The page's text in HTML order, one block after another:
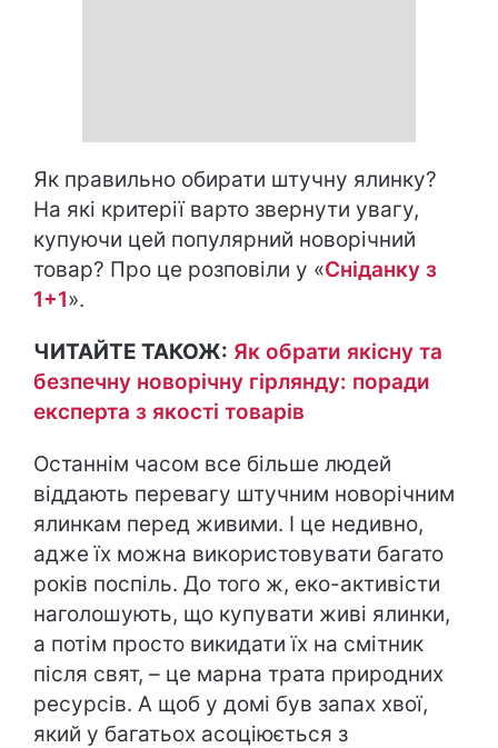
Як правильно обирати штучну ялинку?
На які критерії варто звернути увагу,
купуючи цей популярний новорічний
товар? Про це розповіли у «Сніданку з
1+1».
ЧИТАЙТЕ ТАКОЖ: Як обрати якісну та
безпечну новорічну гірлянду: поради
експерта з якості товарів
Останнім часом все більше людей
віддають перевагу штучним новорічним
ялинкам перед живими. І це недивно,
адже їх можна використовувати багато
років поспіль. До того ж, еко-активісти
наголошують, що купувати живі ялинки,
а потім просто викидати їх на смітник
після свят, – це марна трата природних
ресурсів. А щоб у домі був запах хвої,
який у багатьох асоціюється з